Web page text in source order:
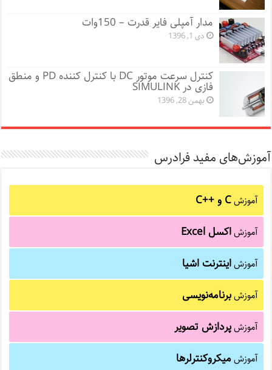
مدار آمپلی فایر قدرت – 150وات
دی 1, 1396
کنترل سرعت موتور DC با کنترل کننده PD و منطق
فازی در SIMULINK
بهمن 28, 1396
آموزش‌های مفید فرادرس
آموزشC و C++‎
آموزشاکسل Excel
آموزشاینترنت اشیا
آموزشبرنامه‌نویسی
آموزشپردازش تصویر
آموزشمیکروکنترلرها